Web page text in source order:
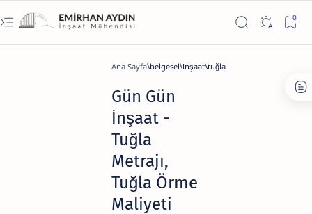
Ana Sayfa belgesel İnşaat tuğla
Gün Gün
İnşaat -
Tuğla
Metrajı,
Tuğla Örme
Maliyeti